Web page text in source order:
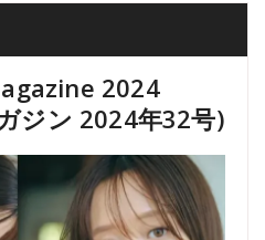
2024
ジン 2024年32号)